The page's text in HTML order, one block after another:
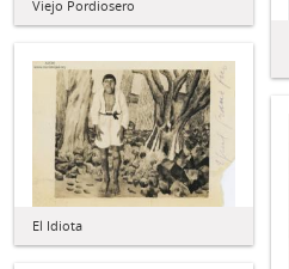
Viejo Pordiosero
El Idiota